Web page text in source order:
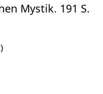
Mystik. 191 S.
)